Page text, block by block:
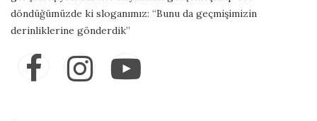
döndüğümüzde ki sloganımız: “Bunu da geçmişimizin
derinliklerine gönderdik”